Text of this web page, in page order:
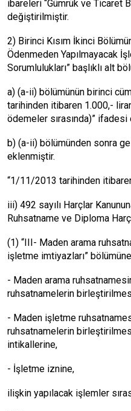
ibareleri “Gümrük ve Ticaret
değiştirilmiştir.
2) Birinci Kısım İkinci
Ödenmeden Yapılmayacak
Sorumlulukları” başlıklı alt
a) (a-ii) bölümünün birinci
tarihinden itibaren 1.000,-
ödemeler sırasında)” ifadesi
b) (a-ii) bölümünden sonra
eklenmiştir.
“1/11/2013 tarihinden
iii) 492 sayılı Harçlar
Ruhsatname ve Diploma
(1) “III- Maden arama
işletme imtiyazları”
- Maden arama
ruhsatnamelerin
- Maden işletme
ruhsatnamelerin
intikallerine,
- İşletme iznine,
ilişkin yapılacak işlemler